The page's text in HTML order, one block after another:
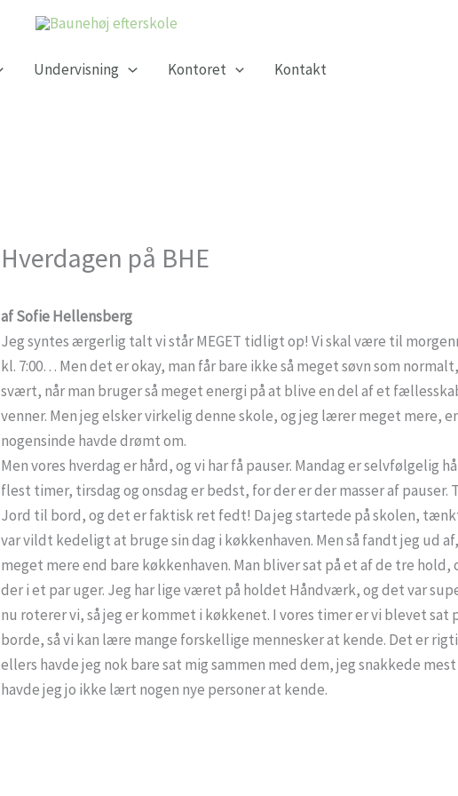
Undervisning Kontoret Kontakt
Hverdagen på BHE
af Sofie Hellensberg
Jeg syntes ærgerlig talt vi står MEGET tidligt op! Vi skal være til
kl. 7:00… Men det er okay, man får bare ikke så meget søvn som
svært, når man bruger så meget energi på at blive en del af et
venner. Men jeg elsker virkelig denne skole, og jeg lærer meget mere,
nogensinde havde drømt om.
Men vores hverdag er hård, og vi har få pauser. Mandag er selvfølgelig
flest timer, tirsdag og onsdag er bedst, for der er der masser af pauser.
Jord til bord, og det er faktisk ret fedt! Da jeg startede på skolen,
var vildt kedeligt at bruge sin dag i køkkenhaven. Men så fandt jeg ud
meget mere end bare køkkenhaven. Man bliver sat på et af de tre hold,
der i et par uger. Jeg har lige været på holdet Håndværk, og det var
nu roterer vi, så jeg er kommet i køkkenet. I vores timer er vi blevet
borde, så vi kan lære mange forskellige mennesker at kende. Det er
ellers havde jeg nok bare sat mig sammen med dem, jeg snakkede mest
havde jeg jo ikke lært nogen nye personer at kende.